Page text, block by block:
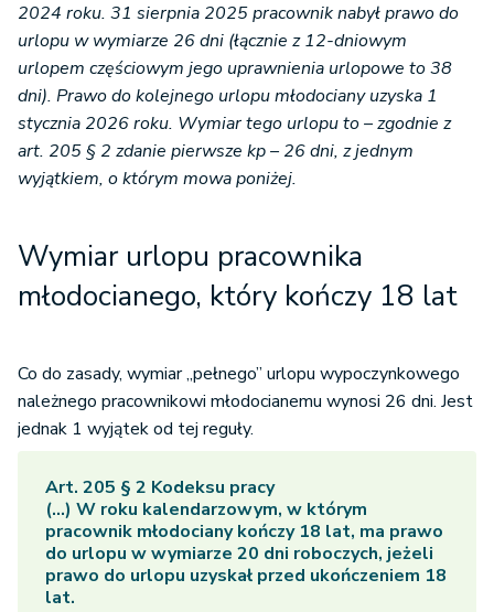
2024 roku. 31 sierpnia 2025 pracownik nabył prawo do
urlopu w wymiarze 26 dni (łącznie z 12-dniowym
urlopem częściowym jego uprawnienia urlopowe to 38
dni). Prawo do kolejnego urlopu młodociany uzyska 1
stycznia 2026 roku. Wymiar tego urlopu to – zgodnie z
art. 205 § 2 zdanie pierwsze kp – 26 dni, z jednym
wyjątkiem, o którym mowa poniżej.
Wymiar urlopu pracownika
młodocianego, który kończy 18 lat
Co do zasady, wymiar „pełnego” urlopu wypoczynkowego
należnego pracownikowi młodocianemu wynosi 26 dni. Jest
jednak 1 wyjątek od tej reguły.
Art. 205 § 2 Kodeksu pracy
(...) W roku kalendarzowym, w którym
pracownik młodociany kończy 18 lat, ma prawo
do urlopu w wymiarze 20 dni roboczych, jeżeli
prawo do urlopu uzyskał przed ukończeniem 18
lat.